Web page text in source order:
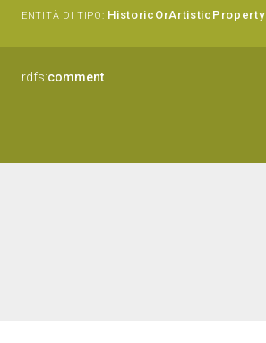
ENTITÀ DI TIPO: HistoricOrArtisticProperty
rdfs:comment